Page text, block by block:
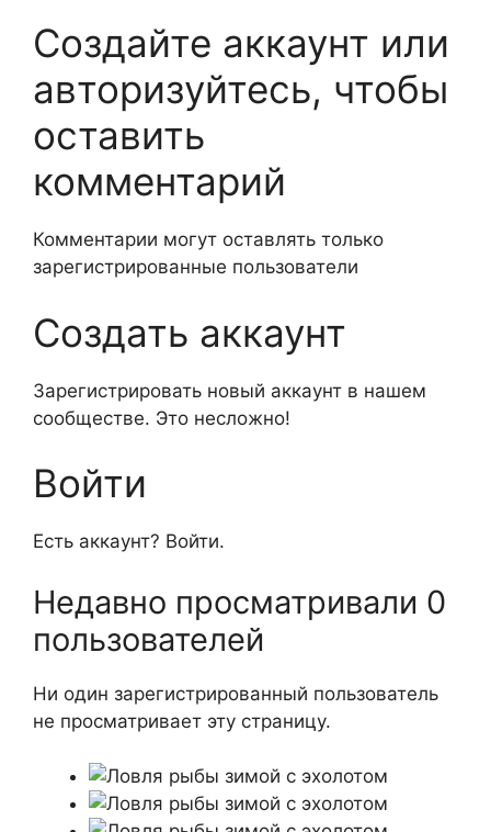
Создайте аккаунт или
авторизуйтесь, чтобы
оставить
комментарий
Комментарии могут оставлять только
зарегистрированные пользователи
Создать аккаунт
Зарегистрировать новый аккаунт в нашем
сообществе. Это несложно!
Войти
Есть аккаунт? Войти.
Недавно просматривали 0
пользователей
Ни один зарегистрированный пользователь
не просматривает эту страницу.